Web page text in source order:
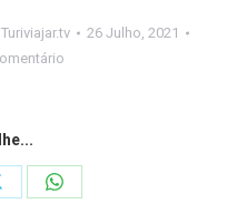
Turiviajar.tv
26 Julho, 2021
Share